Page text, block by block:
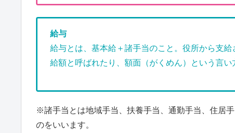
給与
給与とは、基本給＋諸手当のこと。役所から支
給額と呼ばれたり、額面（がくめん）という言い
※諸手当とは地域手当、扶養手当、通勤手当、住居
のをいいます。